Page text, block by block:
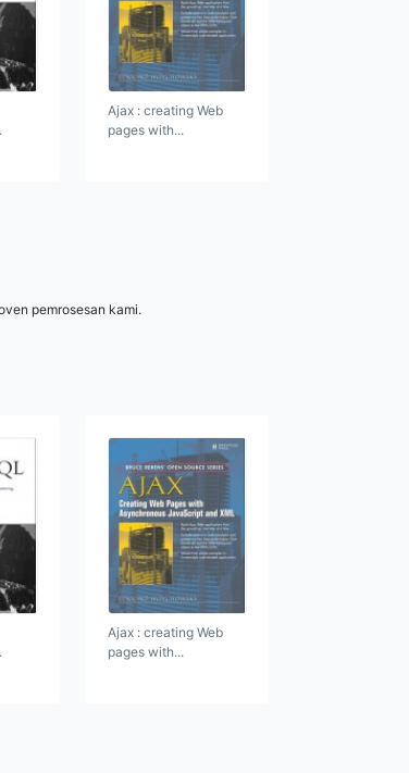
Ajax : creating Web
pages with...
pemrosesan kami.
Ajax : creating Web
pages with...